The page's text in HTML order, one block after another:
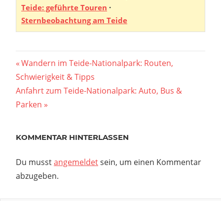
Teide: geführte Touren ·
Sternbeobachtung am Teide
Beitragsnavigation
Vorheriger
Beitrag:
Wandern im Teide-Nationalpark: Routen,
Schwierigkeit & Tipps
Nächster
Beitrag:
Anfahrt zum Teide-Nationalpark: Auto, Bus &
Parken
KOMMENTAR HINTERLASSEN
Du musstangemeldetsein, um einen Kommentar
abzugeben.